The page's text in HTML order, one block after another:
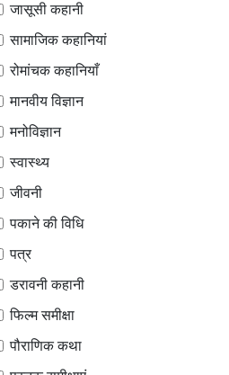
जासूसी कहानी
सामाजिक कहानियां
रोमांचक कहानियाँ
मानवीय विज्ञान
मनोविज्ञान
स्वास्थ्य
जीवनी
पकाने की विधि
पत्र
डरावनी कहानी
फिल्म समीक्षा
पौराणिक कथा